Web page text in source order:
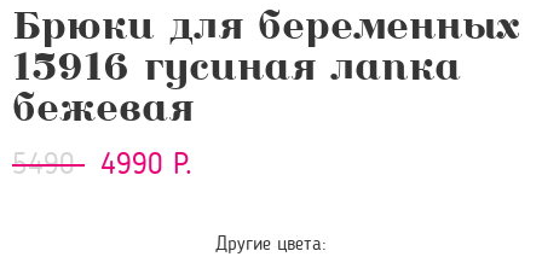
Брюки для беременных
15916 гусиная лапка
бежевая
5490 4990 Р.
Другие цвета: